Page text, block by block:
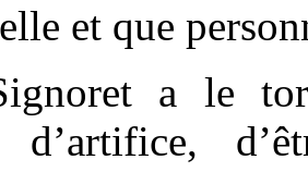
et que
a le
d’artifice,